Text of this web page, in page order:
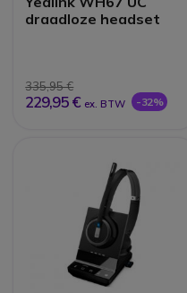
draadloze headset
335,95 €
229,95 € ex. BTW -32%